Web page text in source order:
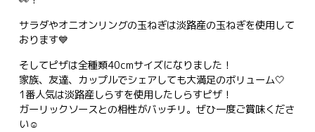
サラダやオニオンリングの玉ねぎは淡路産の玉ねぎを使用して
おります💙
そしてピザは全種類40cmサイズになりました！
家族、友達、カップルでシェアしても大満足のボリューム🤍
1番人気は淡路産しらすを使用したしらすピザ！
ガーリックソースとの相性がバッチリ。ぜひ一度ご賞味くださ
い☺